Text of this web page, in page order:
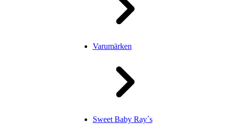
Varumärken
Sweet Baby Ray´s